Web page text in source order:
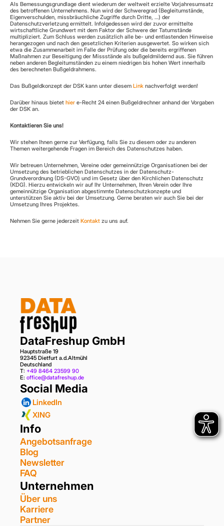
Als Bemessungsgrundlage dient wiederum der weltweit erzielte Vorjahresumsatz
des betroffenen Unternehmens. Nun wird der Schweregrad (Begleitumstände,
Eigenverschulden, missbräuchliche Zugriffe durch Dritte, …) der
Datenschutzverletzung ermittelt. Infolgedessen wird der zuvor ermittelte
wirtschaftliche Grundwert mit dem Faktor der Schwere der Tatumstände
multipliziert. Zum Schluss werden zusätzlich alle be- und entlastenden Hinweise
herangezogen und nach den gesetzlichen Kriterien ausgewertet. So wirken sich
etwa die Zusammenarbeit im Falle der Prüfung oder die bereits ergriffenen
Maßnahmen zur Beseitigung der Missstände als bußgeldmildernd aus. Sie führen
neben anderen Begleitumständen zu einem niedrigen bis hohen Wert innerhalb
des berechneten Bußgeldrahmens.
Das Bußgeldkonzept der DSK kann unter diesem Link nachverfolgt werden!
Darüber hinaus bietet hier e-Recht 24 einen Bußgeldrechner anhand der Vorgaben
der DSK an.
Kontaktieren Sie uns!
Wir stehen Ihnen gerne zur Verfügung, falls Sie zu diesem oder zu anderen
Themen weitergehende Fragen im Bereich des Datenschutzes haben.
Wir betreuen Unternehmen, Vereine oder gemeinnützige Organisationen bei der
Umsetzung des betrieblichen Datenschutzes in der Datenschutz-
Grundverordnung (DS-GVO) und im Gesetz über den Kirchlichen Datenschutz
(KDG). Hierzu entwickeln wir auf Ihr Unternehmen, Ihren Verein oder Ihre
gemeinnützige Organisation abgestimmte Datenschutzkonzepte und
unterstützen Sie aktiv bei der Umsetzung. Gerne beraten wir auch Sie bei der
Umsetzung Ihres Projektes.
Nehmen Sie gerne jederzeit Kontakt zu uns auf.
DataFreshup GmbH
Hauptstraße 19
92345 Dietfurt a.d.Altmühl
Deutschland
T: +49 8464 23599 90
E: office@datafreshup.de
Social Media
LinkedIn
XING
Info
Angebotsanfrage
Blog
Newsletter
FAQ
Unternehmen
Über uns
Karriere
Partner